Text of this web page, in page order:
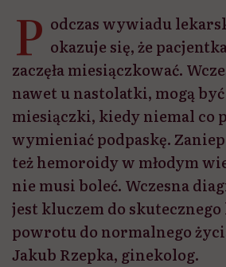
P odczas wywiadu
okazuje się, że
zaczęła miesiączkować.
nawet u nastolatki, mogą
miesiączki, kiedy niemal co
wymieniać podpaskę.
też hemoroidy w młodym
nie musi boleć. Wczesna
jest kluczem do
powrotu do normalnego
Jakub Rzepka, ginekolog.